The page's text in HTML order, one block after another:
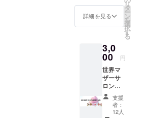
設けま
した。
心を込
めてサ
メール
をお送
りする
他、毎
月1回、
今の社
会にお
ける子
どもた
詳細を見る
リ
タ
ー
ン
を
選
択
す
る
3,0
00 円
世界マ
ザーサ
ロンが
扱う商
品が買
える
支援
者：
12人